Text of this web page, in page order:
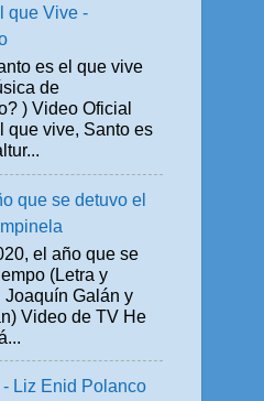
que Vive -
es el que vive
de
) Video Oficial
que vive, Santo es
que se detuvo el
el año que se
(Letra y
Galán y
Video de TV He
- Liz Enid Polanco